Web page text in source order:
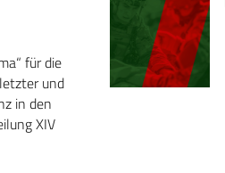
für die
und
in den
XIV